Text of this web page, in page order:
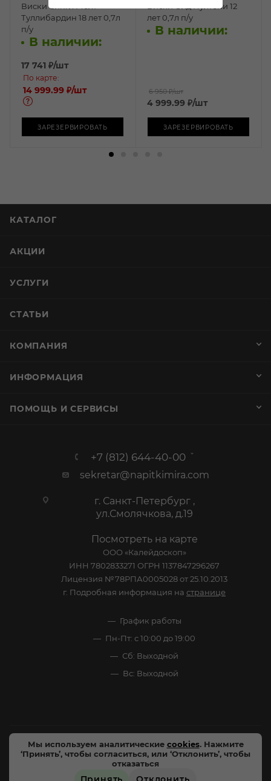
Виски Сингл Молт
Туллибардин 18 лет 0,7л
п/у
В наличии:
17 741 ₽/шт
По карте:
14 999.99 ₽/шт
ЗАРЕЗЕРВИРОВАТЬ
Виски Олд Пултени 12
лет 0,7л п/у
В наличии:
6 950 ₽/шт
4 999.99 ₽/шт
ЗАРЕЗЕРВИРОВАТЬ
Мы используем аналитические cookies. Нажмите
‘Принять’, чтобы согласиться, или ‘Отклонить’, чтобы
отказаться
КАТАЛОГ
АКЦИИ
УСЛУГИ
СТАТЬИ
КОМПАНИЯ
ИНФОРМАЦИЯ
ПОМОЩЬ И СЕРВИСЫ
+7 (812) 644-40-00
sekretar@napitkimira.com
г. Санкт-Петербург ,
ул.Смолячкова, д.19
Посмотреть на карте
ООО «Калейдоскоп»
ИНН 7802833271 ОГРН 1137847296267
Лицензия №78РПА0005028 от 25.10.2013
г. Подробная информация на странице
График работы
Пн-Пт: с 10:00 до 19:00
Сб: Выходной
Вс: Выходной
2005-2026 © - официальный сайт-витрина сети
специализированных напитков "Калейдоскоп Напитков